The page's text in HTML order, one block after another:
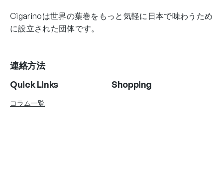
Cigarinoは世界の葉巻をもっと気軽に日本で味わうため
に設立された団体です。
連絡方法
Quick Links
コラム一覧
Shopping